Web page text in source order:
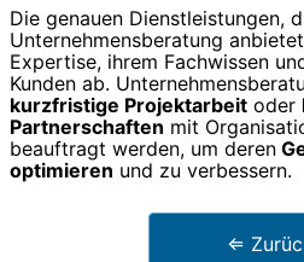
Die genauen Dienstleistungen,
Unternehmensberatung
Expertise, ihrem Fachwissen
Kunden ab.
kurzfristige Projektarbeit oder
Partnerschaften mit
beauftragt werden, um deren
optimieren und zu verbessern.
⇐